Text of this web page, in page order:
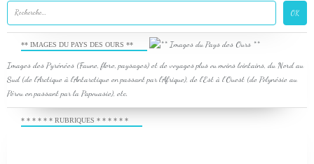
** IMAGES DU PAYS DES OURS **
Images des Pyrénées (Faune, flore, paysages) et de voyages plus ou moins lointains, du Nord au
Sud (de l'Arctique à l'Antarctique en passant par l'Afrique), de l'Est à l'Ouest (de Polynésie au
Pérou en passant par la Papouasie), etc.
* * * * * * RUBRIQUES * * * * * *